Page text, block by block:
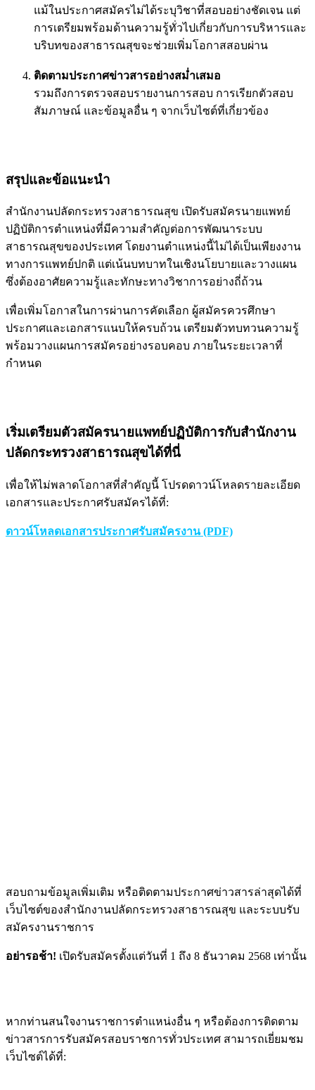
แม้ในประกาศสมัครไม่ได้ระบุวิชาที่สอบอย่างชัดเจน แต่
การเตรียมพร้อมด้านความรู้ทั่วไปเกี่ยวกับการบริหารและ
บริบทของสาธารณสุขจะช่วยเพิ่มโอกาสสอบผ่าน
ติดตามประกาศข่าวสารอย่างสม่ำเสมอ
รวมถึงการตรวจสอบรายงานการสอบ การเรียกตัวสอบ
สัมภาษณ์ และข้อมูลอื่น ๆ จากเว็บไซต์ที่เกี่ยวข้อง
สรุปและข้อแนะนำ
สำนักงานปลัดกระทรวงสาธารณสุข เปิดรับสมัครนายแพทย์
ปฏิบัติการตำแหน่งที่มีความสำคัญต่อการพัฒนาระบบ
สาธารณสุขของประเทศ โดยงานตำแหน่งนี้ไม่ได้เป็นเพียงงาน
ทางการแพทย์ปกติ แต่เน้นบทบาทในเชิงนโยบายและวางแผน
ซึ่งต้องอาศัยความรู้และทักษะทางวิชาการอย่างถี่ถ้วน
เพื่อเพิ่มโอกาสในการผ่านการคัดเลือก ผู้สมัครควรศึกษา
ประกาศและเอกสารแนบให้ครบถ้วน เตรียมตัวทบทวนความรู้
พร้อมวางแผนการสมัครอย่างรอบคอบ ภายในระยะเวลาที่
กำหนด
เริ่มเตรียมตัวสมัครนายแพทย์ปฏิบัติการกับสำนักงาน
ปลัดกระทรวงสาธารณสุขได้ที่นี่
เพื่อให้ไม่พลาดโอกาสที่สำคัญนี้ โปรดดาวน์โหลดรายละเอียด
เอกสารและประกาศรับสมัครได้ที่:
ดาวน์โหลดเอกสารประกาศรับสมัครงาน (PDF)
สอบถามข้อมูลเพิ่มเติม หรือติดตามประกาศข่าวสารล่าสุดได้ที่
เว็บไซต์ของสำนักงานปลัดกระทรวงสาธารณสุข และระบบรับ
สมัครงานราชการ
อย่ารอช้า! เปิดรับสมัครตั้งแต่วันที่ 1 ถึง 8 ธันวาคม 2568 เท่านั้น
หากท่านสนใจงานราชการตำแหน่งอื่น ๆ หรือต้องการติดตาม
ข่าวสารการรับสมัครสอบราชการทั่วประเทศ สามารถเยี่ยมชม
เว็บไซต์ได้ที่: